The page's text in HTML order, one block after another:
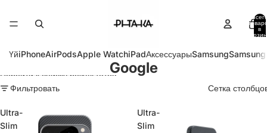
в
ҮйiPhoneAirPodsApple WatchiPadАксессуарыSamsung
Google
Перейти к списку результатов
Фильтровать
Сетка
Ultra-
Slim
Ultra-
Slim